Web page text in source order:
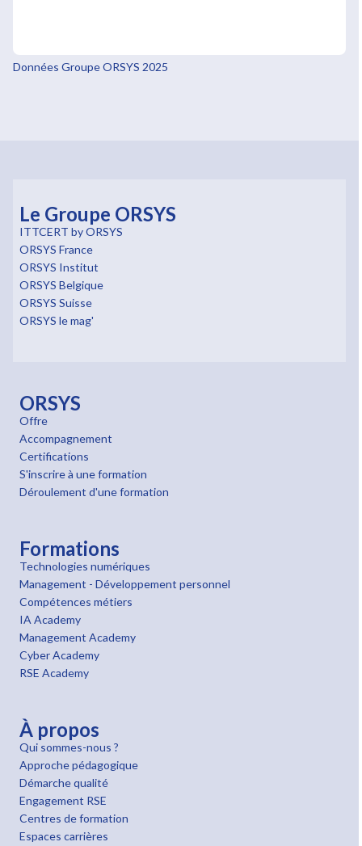
Données Groupe ORSYS 2025
Le Groupe ORSYS
ITTCERT by ORSYS
ORSYS France
ORSYS Institut
ORSYS Belgique
ORSYS Suisse
ORSYS le mag'
ORSYS
Offre
Accompagnement
Certifications
S'inscrire à une formation
Déroulement d'une formation
Formations
Technologies numériques
Management - Développement personnel
Compétences métiers
IA Academy
Management Academy
Cyber Academy
RSE Academy
À propos
Qui sommes-nous ?
Approche pédagogique
Démarche qualité
Engagement RSE
Centres de formation
Espaces carrières